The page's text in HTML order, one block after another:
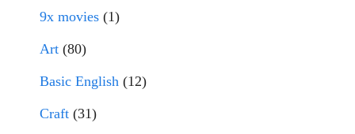
9x movies (1)
Art (80)
Basic English (12)
Craft (31)